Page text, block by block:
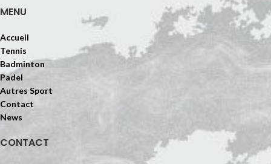
MENU
Accueil
Tennis
Badminton
Padel
Autres Sport
Contact
News
CONTACT